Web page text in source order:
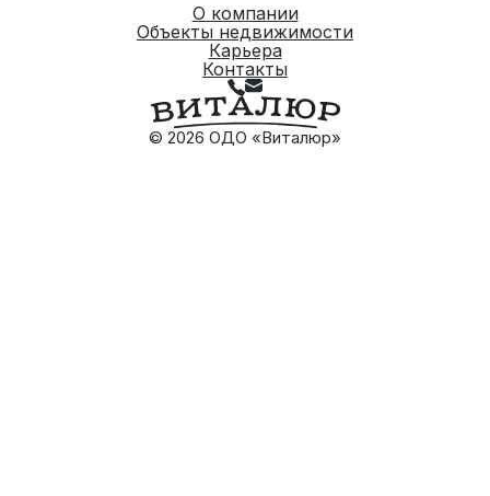
© 2026 ОДО «Виталюр»
О компании
Объекты недвижимости
Карьера
Контакты